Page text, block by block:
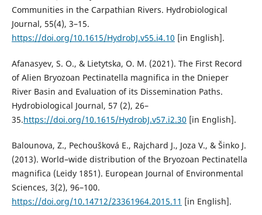
Communities in the Carpathian Rivers. Hydrobiological
Journal, 55(4), 3–15.
https://doi.org/10.1615/HydrobJ.v55.i4.10 [in English].
Afanasyev, S. O., & Lietytska, O. M. (2021). The First Record
of Alien Bryozoan Pectinatella magnifica in the Dnieper
River Basin and Evaluation of its Dissemination Paths.
Hydrobiological Journal, 57 (2), 26–
35.https://doi.org/10.1615/HydrobJ.v57.i2.30 [in English].
Balounova, Z., Pechoušková E., Rajchard J., Joza V., & Šinko J.
(2013). World–wide distribution of the Bryozoan Pectinatella
magnifica (Leidy 1851). European Journal of Environmental
Sciences, 3(2), 96–100.
https://doi.org/10.14712/23361964.2015.11 [in English].